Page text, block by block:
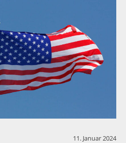
11. Januar 2024